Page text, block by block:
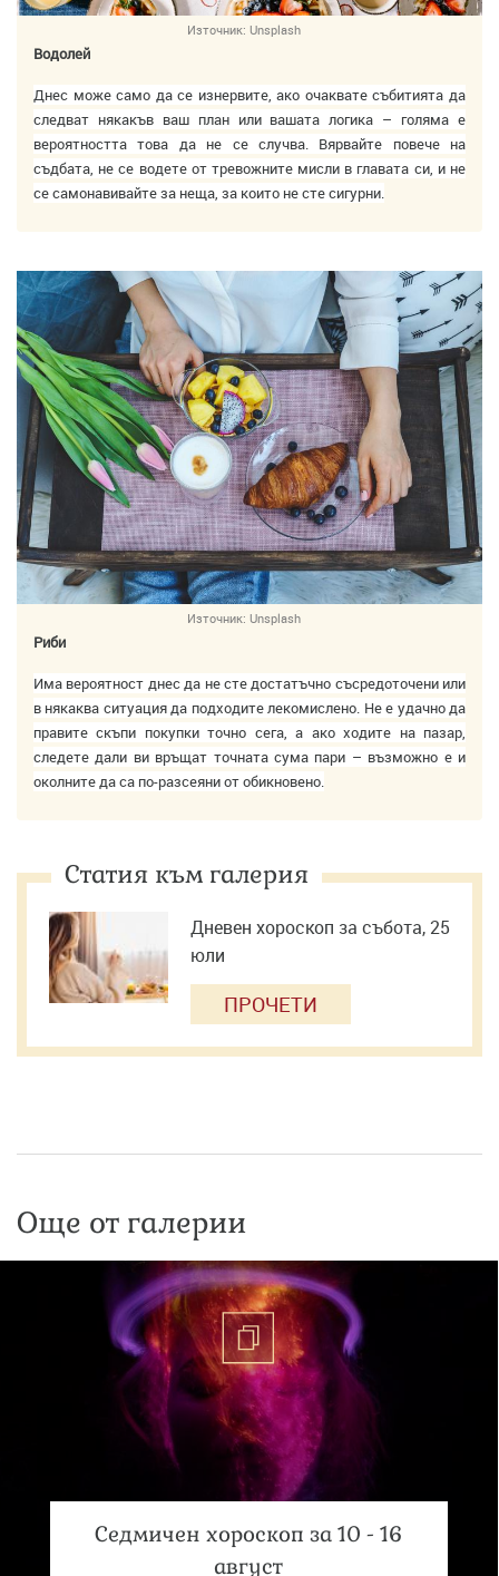
Източник: Unsplash
Водолей
Днес може само да се изнервите, ако очаквате събитията да
следват някакъв ваш план или вашата логика – голяма е
вероятността това да не се случва. Вярвайте повече на
съдбата, не се водете от тревожните мисли в главата си, и не
се самонавивайте за неща, за които не сте сигурни.
Източник: Unsplash
Риби
Има вероятност днес да не сте достатъчно съсредоточени или
в някаква ситуация да подходите лекомислено. Не е удачно да
правите скъпи покупки точно сега, а ако ходите на пазар,
следете дали ви връщат точната сума пари – възможно е и
околните да са по-разсеяни от обикновено.
Статия към галерия
Дневен хороскоп за събота, 25
юли
ПРОЧЕТИ
Още от галерии
Седмичен хороскоп за 10 - 16
август